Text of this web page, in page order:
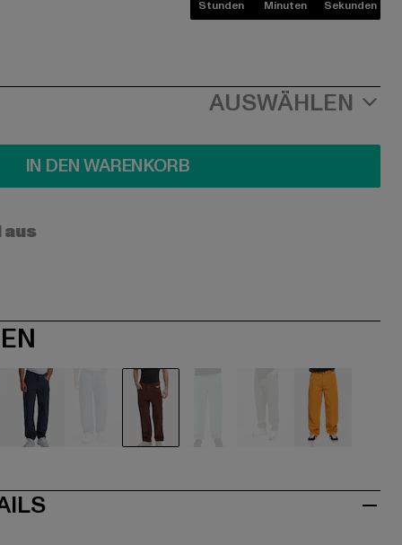
Stunden Minuten Sekunden
AUSWÄHLEN
IN DEN WARENKORB